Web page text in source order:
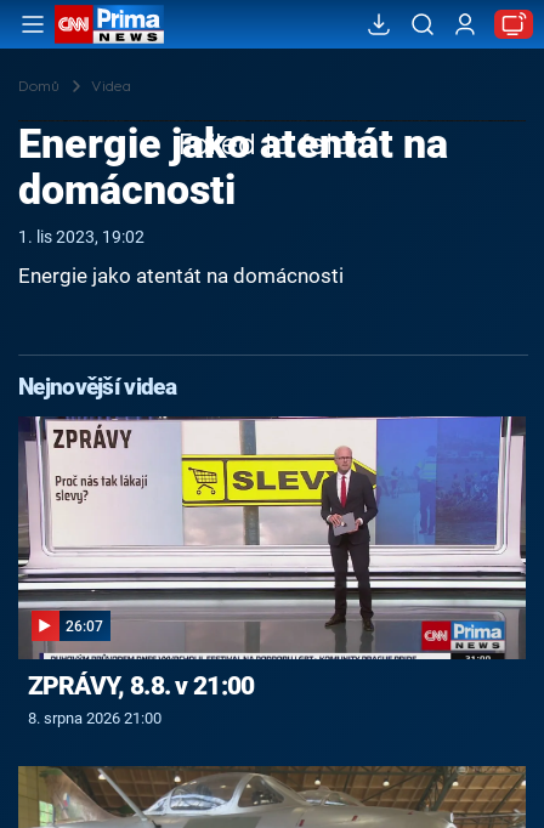
Domů Videa
Failed to fetch
Energie jako atentát na
domácnosti
1. lis 2023, 19:02
Energie jako atentát na domácnosti
Nejnovější videa
26:07
ZPRÁVY, 8.8. v 21:00
8. srpna 2026 21:00